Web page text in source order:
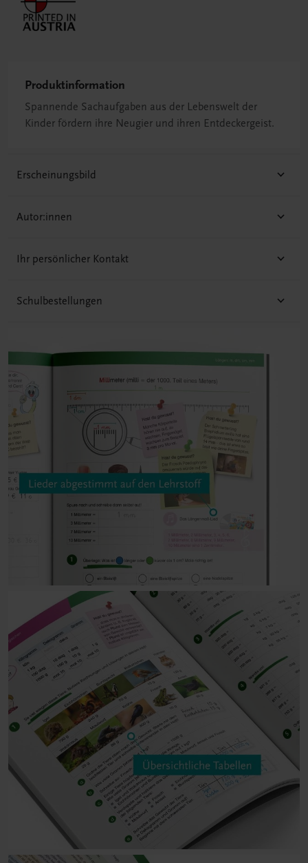
Produktinformation
Spannende Sachaufgaben aus der Lebenswelt der
Kinder fördern ihre Neugier und ihren Entdeckergeist.
Erscheinungsbild
Autor:innen
Ihr persönlicher Kontakt
Schulbestellungen